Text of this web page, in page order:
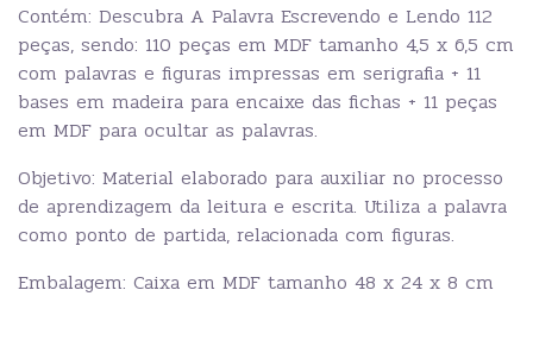
Contém: Descubra A Palavra Escrevendo e Lendo 112
peças, sendo: 110 peças em MDF tamanho 4,5 x 6,5 cm
com palavras e figuras impressas em serigrafia + 11
bases em madeira para encaixe das fichas + 11 peças
em MDF para ocultar as palavras.
Objetivo: Material elaborado para auxiliar no processo
de aprendizagem da leitura e escrita. Utiliza a palavra
como ponto de partida, relacionada com figuras.
Embalagem: Caixa em MDF tamanho 48 x 24 x 8 cm